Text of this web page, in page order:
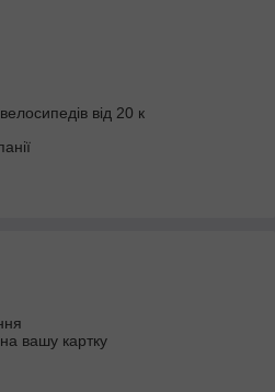
від 20 к
вашу картку